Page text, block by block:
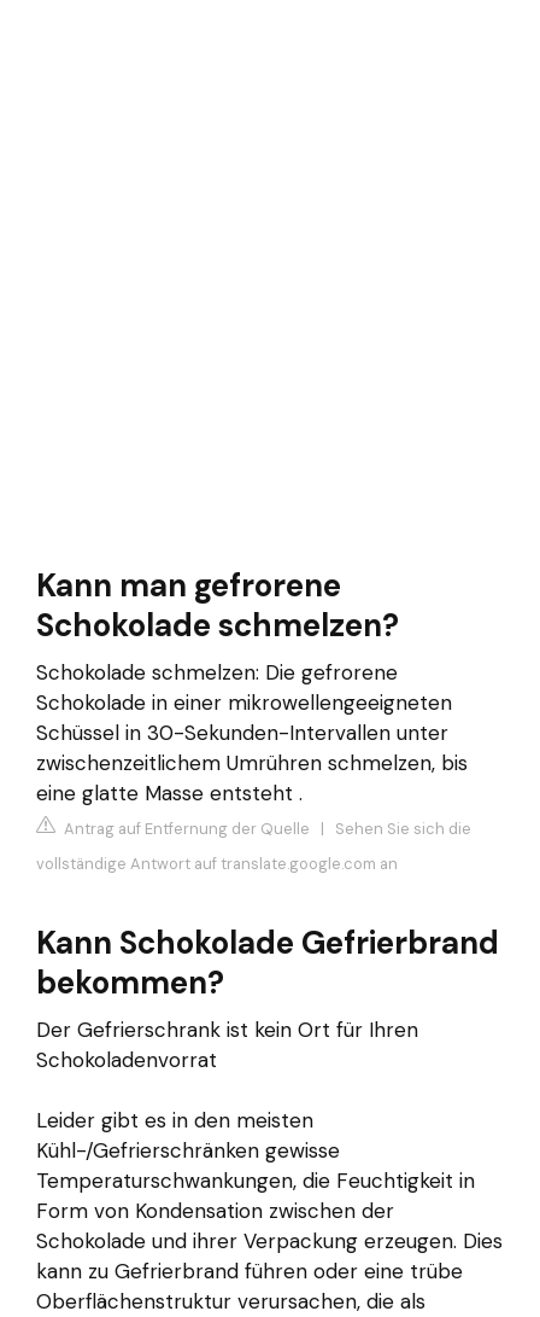
Kann man gefrorene
Schokolade schmelzen?
Schokolade schmelzen: Die gefrorene
Schokolade in einer mikrowellengeeigneten
Schüssel in 30-Sekunden-Intervallen unter
zwischenzeitlichem Umrühren schmelzen, bis
eine glatte Masse entsteht .
Antrag auf Entfernung der Quelle | Sehen Sie sich die
vollständige Antwort auf translate.google.com an
Kann Schokolade Gefrierbrand
bekommen?
Der Gefrierschrank ist kein Ort für Ihren
Schokoladenvorrat
Leider gibt es in den meisten
Kühl-/Gefrierschränken gewisse
Temperaturschwankungen, die Feuchtigkeit in
Form von Kondensation zwischen der
Schokolade und ihrer Verpackung erzeugen. Dies
kann zu Gefrierbrand führen oder eine trübe
Oberflächenstruktur verursachen, die als